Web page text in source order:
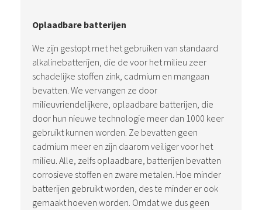
Oplaadbare batterijen
We zijn gestopt met het gebruiken van standaard
alkalinebatterijen, die de voor het milieu zeer
schadelijke stoffen zink, cadmium en mangaan
bevatten. We vervangen ze door
milieuvriendelijkere, oplaadbare batterijen, die
door hun nieuwe technologie meer dan 1000 keer
gebruikt kunnen worden. Ze bevatten geen
cadmium meer en zijn daarom veiliger voor het
milieu. Alle, zelfs oplaadbare, batterijen bevatten
corrosieve stoffen en zware metalen. Hoe minder
batterijen gebruikt worden, des te minder er ook
gemaakt hoeven worden. Omdat we dus geen